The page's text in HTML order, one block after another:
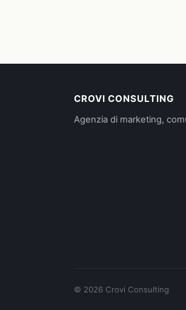
CROVI CONSULTING
Agenzia di marketing,
© 2026 Crovi Consulting